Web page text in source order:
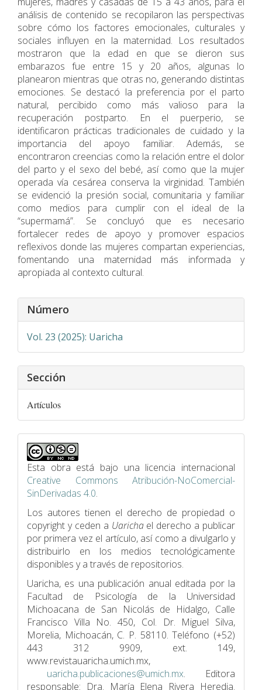
análisis de contenido se recopilaron las perspectivas
sobre cómo los factores emocionales, culturales y
sociales influyen en la maternidad. Los resultados
mostraron que la edad en que se dieron sus
embarazos fue entre 15 y 20 años, algunas lo
planearon mientras que otras no, generando distintas
emociones. Se destacó la preferencia por el parto
natural, percibido como más valioso para la
recuperación postparto. En el puerperio, se
identificaron prácticas tradicionales de cuidado y la
importancia del apoyo familiar. Además, se
encontraron creencias como la relación entre el dolor
del parto y el sexo del bebé, así como que la mujer
operada vía cesárea conserva la virginidad. También
se evidenció la presión social, comunitaria y familiar
como medios para cumplir con el ideal de la
“supermamá”. Se concluyó que es necesario
fortalecer redes de apoyo y promover espacios
reflexivos donde las mujeres compartan experiencias,
fomentando una maternidad más informada y
apropiada al contexto cultural.
Detalles
del
Número
Vol. 23 (2025): Uaricha
Sección
Artículos
Esta obra está bajo una licencia internacional
Creative Commons Atribución-NoComercial-
SinDerivadas 4.0.
Los autores tienen el derecho de propiedad o
copyright y ceden a Uaricha el derecho a publicar
por primera vez el artículo, así como a divulgarlo y
distribuirlo en los medios tecnológicamente
disponibles y a través de repositorios.
Uaricha, es una publicación anual editada por la
Facultad de Psicologí­a de la Universidad
Michoacana de San Nicolás de Hidalgo, Calle
Francisco Villa No. 450, Col. Dr. Miguel Silva,
Morelia, Michoacán, C. P. 58110. Teléfono (+52)
443 312 9909, ext. 149,
www.revistauaricha.umich.mx,
uaricha.publicaciones@umich.mx. Editora
responsable: Dra. María Elena Rivera Heredia.